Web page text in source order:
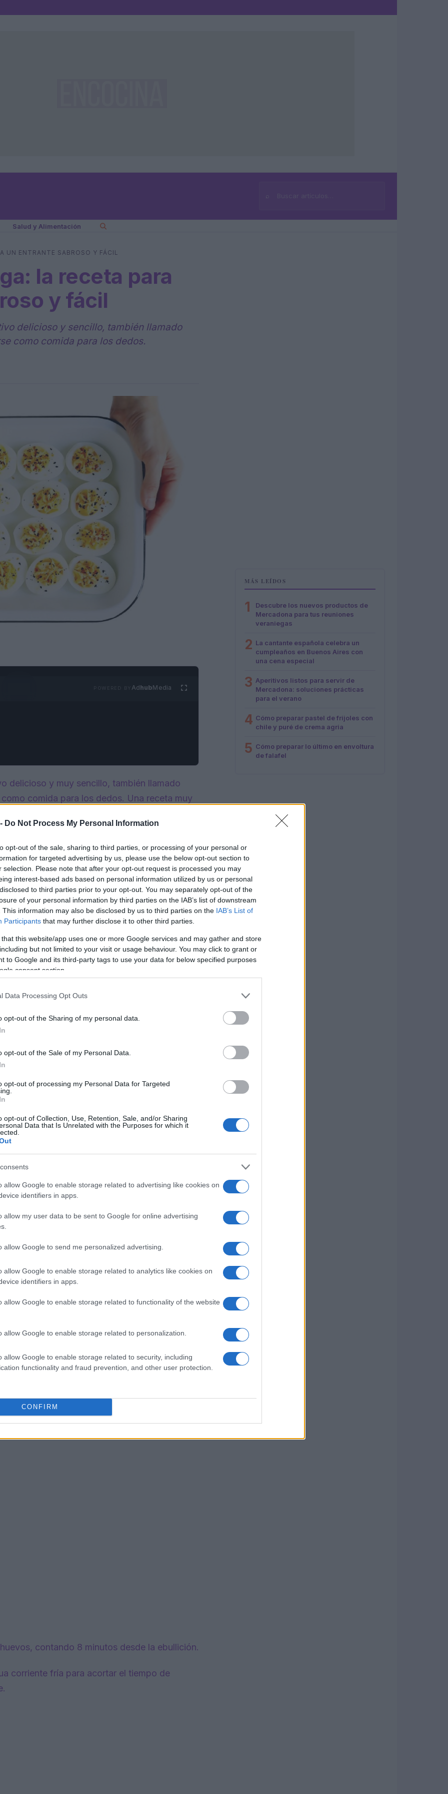
Do Not Process My Personal Information
opt-out of the sale, sharing to third parties, or processing of your personal or
for targeted advertising by us, please use the below opt-out section to
selection. Please note that after your opt-out request is processed you may
interest-based ads based on personal information utilized by us or personal
to third parties prior to your opt-out. You may separately opt-out of the
of your personal information by third parties on the IAB’s list of downstream
This information may also be disclosed by us to third parties on the IAB’s List of
Participants that may further disclose it to other third parties.
that this website/app uses one or more Google services and may gather and store
but not limited to your visit or usage behaviour. You may click to grant or
to Google and its third-party tags to use your data for below specified purposes
consent section.
Data Processing Opt Outs
opt-out of the Sharing of my personal data.
opt-out of the Sale of my Personal Data.
opt-out of processing my Personal Data for Targeted
opt-out of Collection, Use, Retention, Sale, and/or Sharing
Data that Is Unrelated with the Purposes for which it
allow Google to enable storage related to advertising like cookies on
identifiers in apps.
allow my user data to be sent to Google for online advertising
allow Google to send me personalized advertising.
allow Google to enable storage related to analytics like cookies on
identifiers in apps.
allow Google to enable storage related to functionality of the website
allow Google to enable storage related to personalization.
allow Google to enable storage related to security, including
functionality and fraud prevention, and other user protection.
CONFIRM
⌕Buscar
Salud y Alimentación
UN ENTRANTE SABROSO Y FÁCIL
la receta para
y fácil
delicioso y sencillo, también llamado
como comida para los dedos.
AdhubMedia
delicioso y muy sencillo, también llamado
comida para los dedos. Una receta muy
en la que los huevos se rellenan con
aceitunas, queso feta, pimientos, anchoas.
gusto – 0 kcal
cocer los huevos hirviéndolos, mientras que
puedes decidir asar los pimientos en una
se vacían los huevos de su yema
junto con los pimientos y el resto de los
a su gusto: añadiendo queso rallado,
temporada, enriqueciendo todo con un poco
picantes o con hierbas aromáticas si te
puede sustituir el feta por queso crema,
puede hacer un crumble: pique un
de aceite y una pizca de sal, y
de servirlos.
una bandeja de horno forrada con papel de
en modo ventilado; sacar el pimiento del
reposar durante 15 minutos.
contando 8 minutos desde la ebullición.
corriente fría para acortar el tiempo de
MÁS LEÍDOS
1
Descubre los nuevos productos de
Mercadona para tus reuniones
veraniegas
2 La cantante española celebra un
cumpleaños en Buenos Aires con
una cena especial
3 Aperitivos listos para servir de
Mercadona: soluciones prácticas
para el verano
4 Cómo preparar pastel de frijoles con
chile y puré de crema agria
5 Cómo preparar lo último en envoltura
de falafel